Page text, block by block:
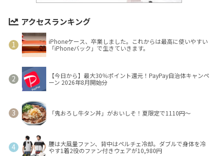
アクセスランキング
iPhoneケース、卒業しました。これからは最高に使いやすい
「iPhoneバック」で生きていきます。
【今日から】最大30％ポイント還元！PayPay自治体キャンペ
ーン 2026年8月開始分
「鬼おろし牛タン丼」がおいしそ！夏限定で1110円～
腰は大風量ファン、背中はペルチェ冷却。ダブルで身体を冷
やす1着2役のファン付きウェアが10,980円